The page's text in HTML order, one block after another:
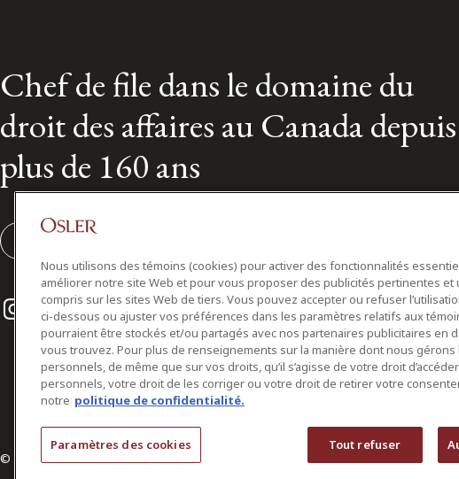
Chef de file dans le domaine du
droit des affaires au Canada depuis
plus de 160 ans
Instagram
Twitter
LinkedIn
© 2026 Osler, Hoskin & Harcourt S.E.N.C.R.L./s.r.l. Tous droits réservés
Nous utilisons des témoins (cookies) pour activer des fonctionnalités
améliorer notre site Web et pour vous proposer des publicités pertinentes et
compris sur les sites Web de tiers. Vous pouvez accepter ou refuser
ci-dessous ou ajuster vos préférences dans les paramètres relatifs aux
pourraient être stockés et/ou partagés avec nos partenaires publicitaires en
vous trouvez. Pour plus de renseignements sur la manière dont nous
personnels, de même que sur vos droits, qu’il s’agisse de votre droit
personnels, votre droit de les corriger ou votre droit de retirer votre
notre politique de confidentialité.
Tout refuser
Paramètres des cookies